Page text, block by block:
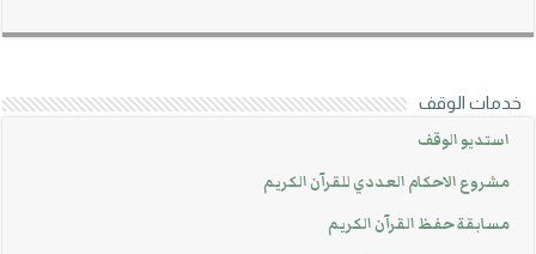
خدمات الوقف
استديو الوقف
مشروع الاحكام العددي للقرآن الكريم
مسابقة حفظ القرآن الكريم